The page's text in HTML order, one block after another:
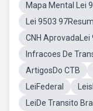
Mapa Mental Lei
Lei 9503
CNH AprovadaLei
Infracoes De
ArtigosDo CTB
LeiFederal
LeiDe Transito